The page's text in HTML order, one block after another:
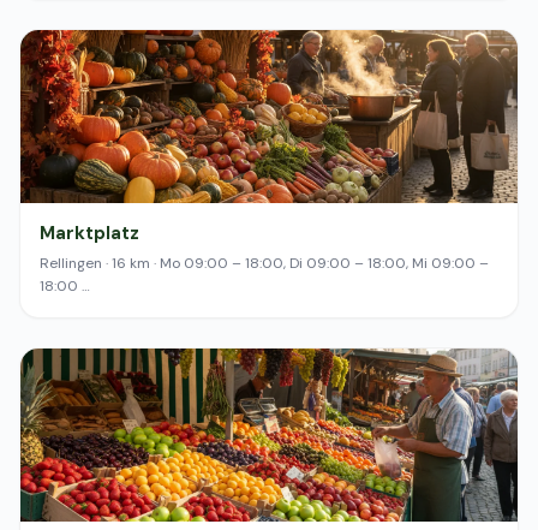
Marktplatz
Rellingen · 16 km · Mo 09:00 – 18:00, Di 09:00 – 18:00, Mi 09:00 –
18:00 …